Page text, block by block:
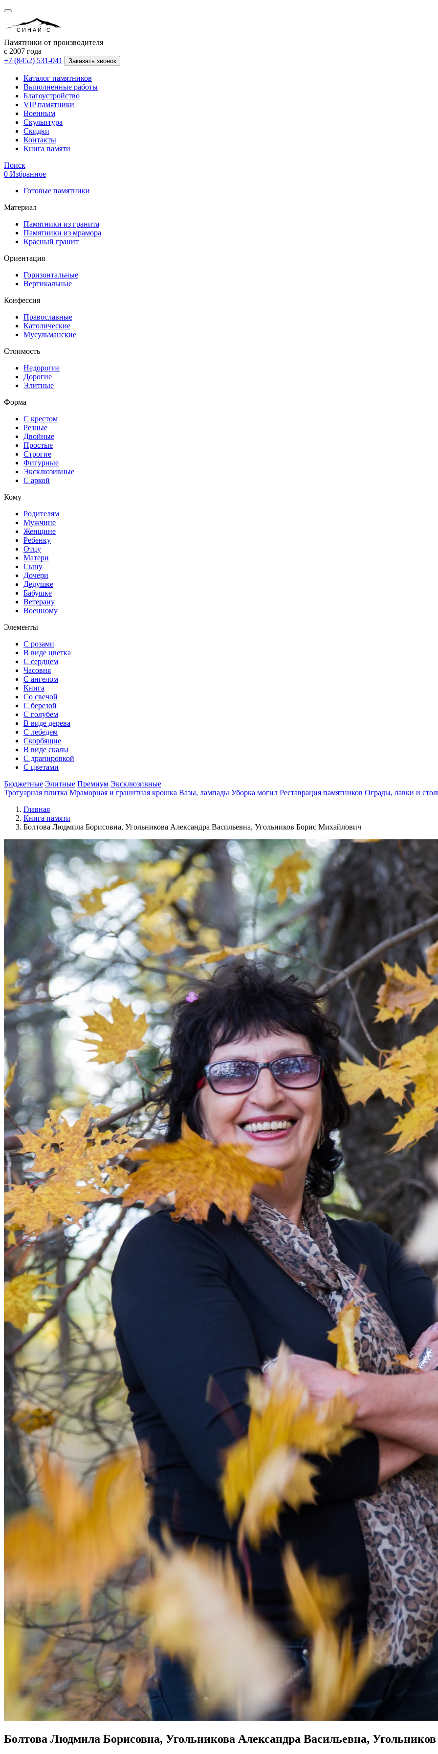
СИНАЙ-С
Памятники от производителя
с 2007 года
+7 (8452) 531-041
Заказать звонок
Каталог памятников
Выполненные работы
Благоустройство
VIP памятники
Военным
Скульптура
Скидки
Контакты
Книга памяти
Поиск
0 Избранное
Готовые памятники
Материал
Памятники из гранита
Памятники из мрамора
Красный гранит
Ориентация
Горизонтальные
Вертикальные
Конфессия
Православные
Католические
Мусульманские
Стоимость
Недорогие
Дорогие
Элитные
Форма
С крестом
Резные
Двойные
Простые
Строгие
Фигурные
Эксклюзивные
С аркой
Кому
Родителям
Мужчине
Женщине
Ребенку
Отцу
Матери
Сыну
Дочери
Дедушке
Бабушке
Ветерану
Военному
Элементы
С розами
В виде цветка
С сердцем
Часовня
С ангелом
Книга
Со свечой
С березой
С голубем
В виде дерева
С лебедем
Скорбящие
В виде скалы
С драпировкой
С цветами
Бюджетные Элитные Премиум Эксклюзивные
Тротуарная плитка Мраморная и гранитная крошка Вазы, лампады Уборка могил Реставрация памятников Ограды, лавки и
Главная
Книга памяти
Болтова Людмила Борисовна, Угольникова Александра Васильевна, Угольников Борис Михайлович
Болтова Людмила Борисовна, Угольникова Александра Васильевна,